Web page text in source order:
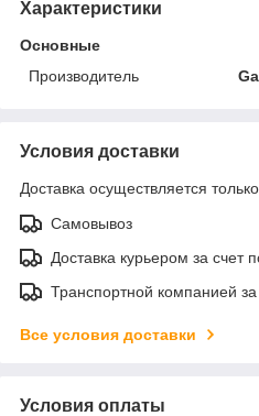
Характеристики
Основные
Производитель
Условия доставки
Доставка осуществляется
Самовывоз
Доставка курьером за счет
Транспортной компанией за
Все условия доставки
Условия оплаты